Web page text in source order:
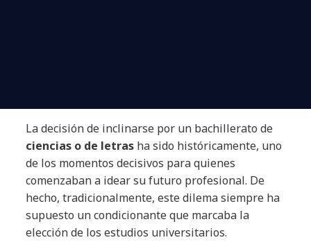
La decisión de inclinarse por un bachillerato de
ciencias o de letras ha sido históricamente, uno
de los momentos decisivos para quienes
comenzaban a idear su futuro profesional. De
hecho, tradicionalmente, este dilema siempre ha
supuesto un condicionante que marcaba la
elección de los estudios universitarios.